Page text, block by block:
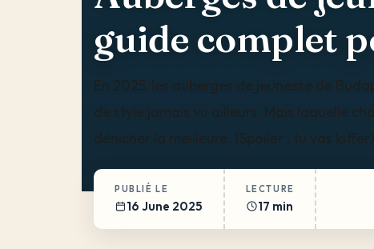
guide complet
En 2025, les auberges de jeunesse de
de style jamais vu ailleurs. Mais laquelle
dénicher la meilleure. (Spoiler : tu vas kiffer)
PUBLIÉ LE
16 June 2025
LECTURE
17 min